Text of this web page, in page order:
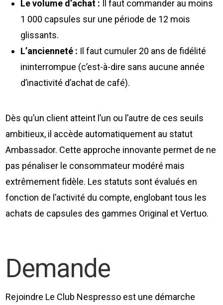
Le volume d’achat : Il faut commander au moins
1 000 capsules sur une période de 12 mois
glissants.
L’ancienneté : Il faut cumuler 20 ans de fidélité
ininterrompue (c’est-à-dire sans aucune année
d’inactivité d’achat de café).
Dès qu’un client atteint l’un ou l’autre de ces seuils
ambitieux, il accède automatiquement au statut
Ambassador. Cette approche innovante permet de ne
pas pénaliser le consommateur modéré mais
extrêmement fidèle. Les statuts sont évalués en
fonction de l’activité du compte, englobant tous les
achats de capsules des gammes Original et Vertuo.
Demande
Rejoindre Le Club Nespresso est une démarche